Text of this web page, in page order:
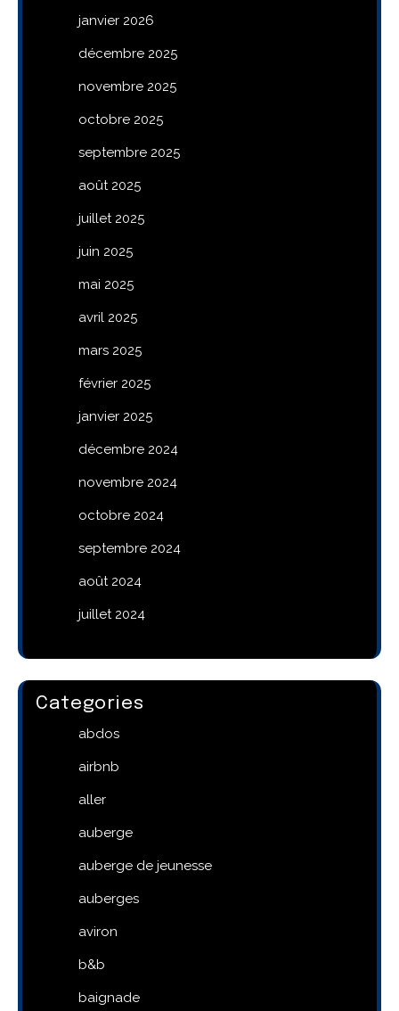
janvier 2026
décembre 2025
novembre 2025
octobre 2025
septembre 2025
août 2025
juillet 2025
juin 2025
mai 2025
avril 2025
mars 2025
février 2025
janvier 2025
décembre 2024
novembre 2024
octobre 2024
septembre 2024
août 2024
juillet 2024
Categories
abdos
airbnb
aller
auberge
auberge de jeunesse
auberges
aviron
b&b
baignade